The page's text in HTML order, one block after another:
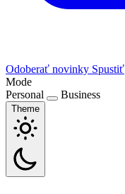
Odoberať novinky Spustiť
Mode
Personal
Business
Theme